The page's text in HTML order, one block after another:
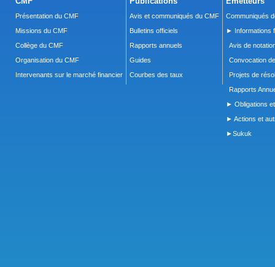
Présentation du CMF
Missions du CMF
Collège du CMF
Organisation du CMF
Intervenants sur le marché financier
Avis et communiqués du CMF
Bulletins officiels
Rapports annuels
Guides
Courbes des taux
Communiqués
► Informations
Avis de
Convocation
Projets de
Rapports
► Obligations
► Actions et
►Sukuk